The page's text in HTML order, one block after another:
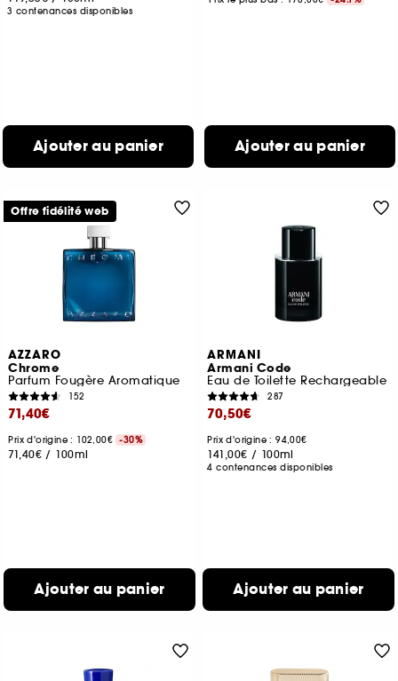
3 contenances disponibles
Ajouter au panier Ajouter au panier
AZZARO
Chrome
Parfum Fougère Aromatique
152
71,40€
Prix d'origine : 102,00€ -30%
71,40€ / 100ml
Ajouter au panier
Offre fidélité web
ARMANI
Armani Code
Eau de Toilette Rechargeable
287
70,50€
Prix d'origine : 94,00€
141,00€ / 100ml
4 contenances disponibles
Ajouter au panier